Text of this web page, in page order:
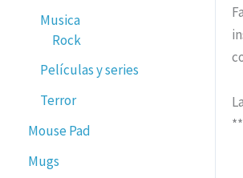
Musica
Rock
Películas y series
Terror
Mouse Pad
Mugs